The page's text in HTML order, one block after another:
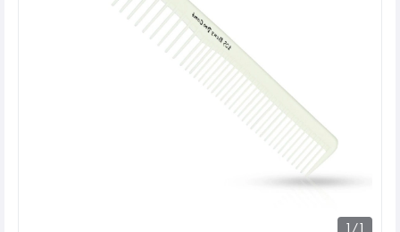
1 /1